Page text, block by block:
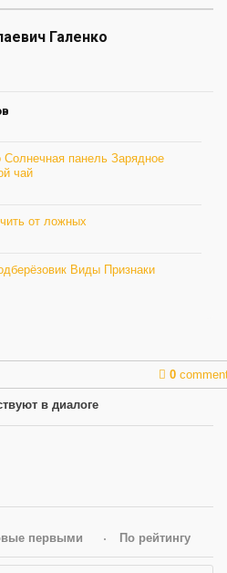
Галенко
Солнечная панель Зарядное
чай
от ложных
Виды Признаки
0
в диалоге
первыми По рейтингу